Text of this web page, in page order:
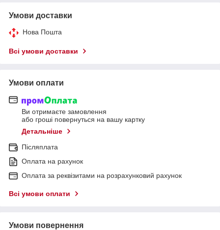
Умови доставки
Нова Пошта
Всі умови доставки
Умови оплати
Ви отримаєте замовлення
або гроші повернуться на вашу картку
Детальніше
Післяплата
Оплата на рахунок
Оплата за реквізитами на розрахунковий рахунок
Всі умови оплати
Умови повернення